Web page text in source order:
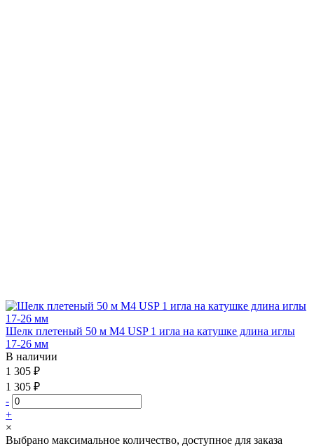
Шелк плетеный 50 м М4 USP 1 игла на катушке длина иглы
17-26 мм
В наличии
1 305 ₽
1 305 ₽
-
+
×
Выбрано максимальное количество, доступное для заказа